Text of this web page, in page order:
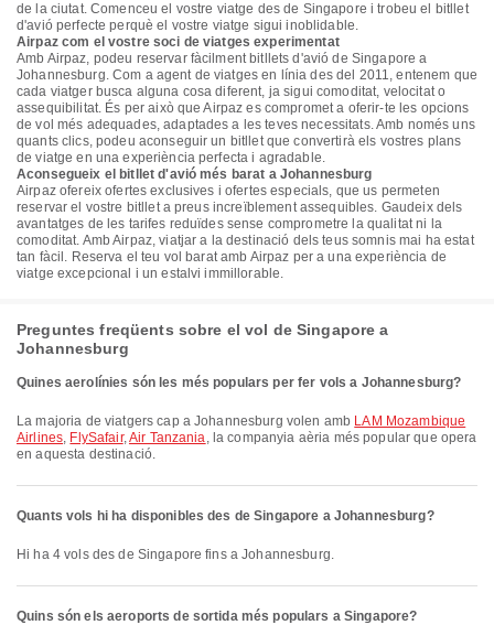
de la ciutat. Comenceu el vostre viatge des de Singapore i trobeu el bitllet
d'avió perfecte perquè el vostre viatge sigui inoblidable.
Airpaz com el vostre soci de viatges experimentat
Amb Airpaz, podeu reservar fàcilment bitllets d'avió de Singapore a
Johannesburg. Com a agent de viatges en línia des del 2011, entenem que
cada viatger busca alguna cosa diferent, ja sigui comoditat, velocitat o
assequibilitat. És per això que Airpaz es compromet a oferir-te les opcions
de vol més adequades, adaptades a les teves necessitats. Amb només uns
quants clics, podeu aconseguir un bitllet que convertirà els vostres plans
de viatge en una experiència perfecta i agradable.
Aconsegueix el bitllet d'avió més barat a Johannesburg
Airpaz ofereix ofertes exclusives i ofertes especials, que us permeten
reservar el vostre bitllet a preus increïblement assequibles. Gaudeix dels
avantatges de les tarifes reduïdes sense comprometre la qualitat ni la
comoditat. Amb Airpaz, viatjar a la destinació dels teus somnis mai ha estat
tan fàcil. Reserva el teu vol barat amb Airpaz per a una experiència de
viatge excepcional i un estalvi immillorable.
Preguntes freqüents sobre el vol de Singapore a
Johannesburg
Quines aerolínies són les més populars per fer vols a Johannesburg?
La majoria de viatgers cap a Johannesburg volen amb LAM Mozambique
Airlines, FlySafair,Air Tanzania, la companyia aèria més popular que opera
en aquesta destinació.
Quants vols hi ha disponibles des de Singapore a Johannesburg?
Hi ha 4 vols des de Singapore fins a Johannesburg.
Quins són els aeroports de sortida més populars a Singapore?